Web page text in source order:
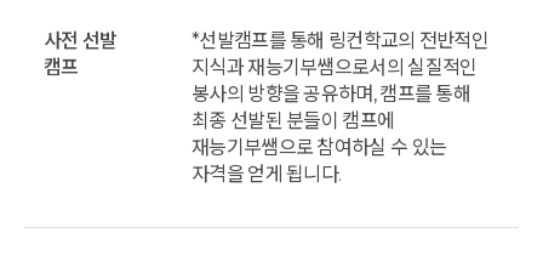
사전 선발
캠프
*선발캠프를 통해 링컨학교의 전반적인
지식과 재능기부쌤으로서의 실질적인
봉사의 방향을 공유하며, 캠프를 통해
최종 선발된 분들이 캠프에
재능기부쌤으로 참여하실 수 있는
자격을 얻게 됩니다.